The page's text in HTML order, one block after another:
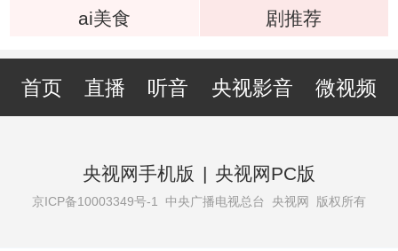
ai美食
剧推荐
首页 直播 听音 央视影音 微视频
央视网手机版 | 央视网PC版
京ICP备10003349号-1 中央广播电视总台 央视网 版权所有